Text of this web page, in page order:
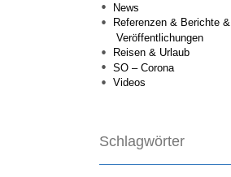
News
Referenzen & Berichte &
Veröffentlichungen
Reisen & Urlaub
SO – Corona
Videos
Schlagwörter